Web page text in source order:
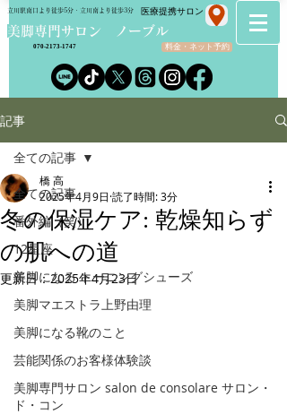
​美脚専門サロン ノーブル
立川駅南口より徒歩5分・立川南より徒歩3分
料金・ネット予約
070-2173-1747
​医療提携サロン
記事
全ての記事
番外編（笑）
12星座
美脚になる トーニングシューズ
美脚マエストラ上野由理
美脚になる靴のこと
芸能関係のお客様体験談
美脚専門サロン salon de consolare サロン・
ド・コン
全ての記事
冬の保湿ケア: 乾燥知らず
の肌への道
橋 高
2025年4月9日 読了時間: 3分
更新日：2025年4月23日